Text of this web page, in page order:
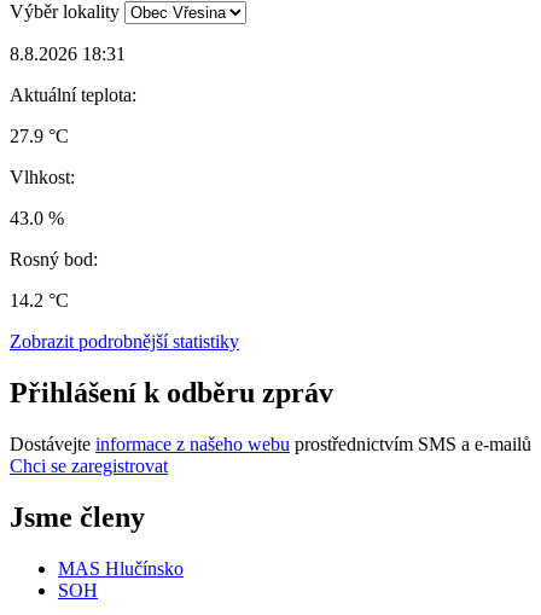
Výběr lokality
8.8.2026 18:31
Aktuální teplota:
27.9 °C
Vlhkost:
43.0 %
Rosný bod:
14.2 °C
Zobrazit podrobnější statistiky
Přihlášení k odběru zpráv
Dostávejte informace z našeho webu prostřednictvím SMS a e-mailů
Chci se zaregistrovat
Jsme členy
MAS Hlučínsko
SOH